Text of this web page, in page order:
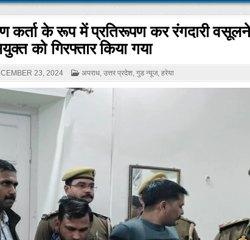
के रूप में प्रतिरूपण कर रंगदारी
को गिरफ्तार किया गया
23, 2024
POSTED
IN
अपराध, उत्तर प्रदेश, गुड न्यूज, हरेया